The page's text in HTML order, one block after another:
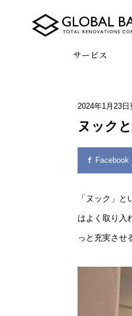
サービス
2024年1月23日
ヌック
Facebook
「ヌック」
はよく取り入
っと充実させ